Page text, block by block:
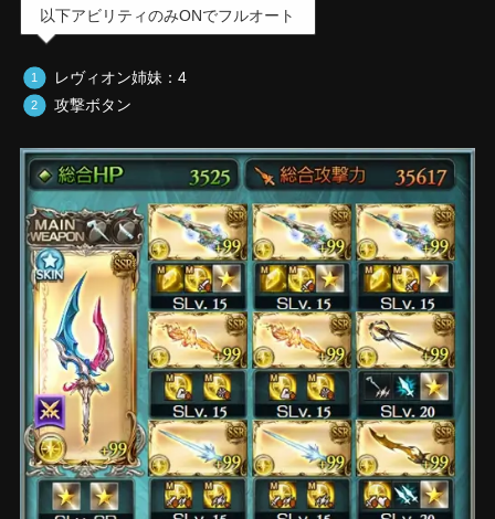
以下アビリティのみONでフルオート
レヴィオン姉妹：4
攻撃ボタン